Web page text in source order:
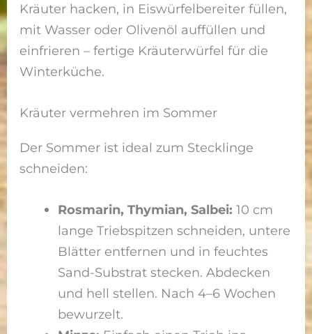
Kräuter hacken, in Eiswürfelbereiter füllen,
mit Wasser oder Olivenöl auffüllen und
einfrieren – fertige Kräuterwürfel für die
Winterküche.
Kräuter vermehren im Sommer
Der Sommer ist ideal zum Stecklinge
schneiden:
Rosmarin, Thymian, Salbei: 10 cm
lange Triebspitzen schneiden, untere
Blätter entfernen und in feuchtes
Sand-Substrat stecken. Abdecken
und hell stellen. Nach 4–6 Wochen
bewurzelt.